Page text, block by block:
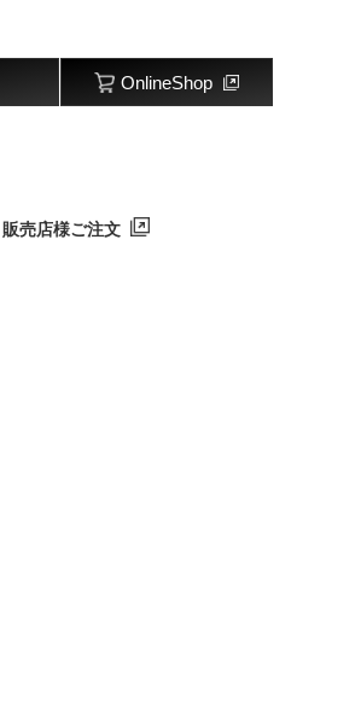
OnlineShop
販売店様ご注文